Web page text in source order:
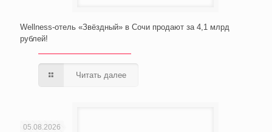
Wellness-отель «Звёздный» в Сочи продают за 4,1 млрд
рублей!
Читать далее
05.08.2026